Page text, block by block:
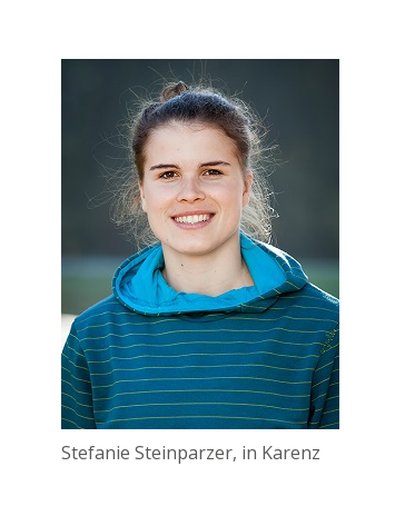
Stefanie Steinparzer, in Karenz